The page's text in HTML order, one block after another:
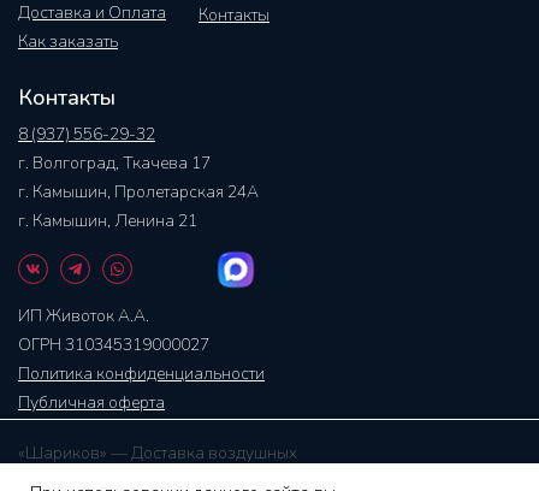
Как заказать
Контакты
Доставка и Оплата
Контакты
8 (937) 556-29-32
г. Волгоград, Ткачева 17
«Шариков» — Доставка воздушных
ИП Животок А.А.
ОГРН 310345319000027
Политика конфиденциальности
Публичная оферта
г. Камышин, Пролетарская 24А
г. Камышин, Ленина 21